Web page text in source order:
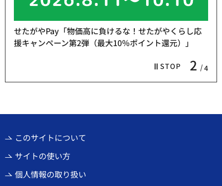
STOP 2 4
せたがやPay「物価高に負けるな！せたがやくらし応
援キャンペーン第2弾（最大10％ポイント還元）」
このサイトについて
サイトの使い方
個人情報の取り扱い